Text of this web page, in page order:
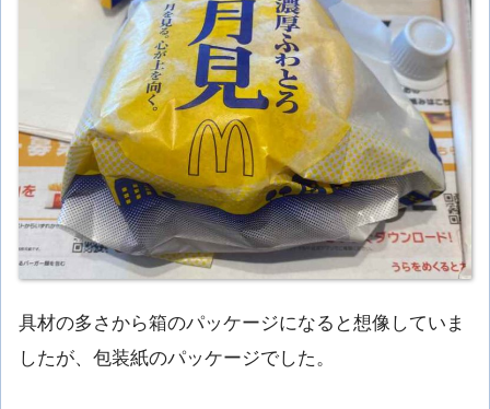
具材の多さから箱のパッケージになると想像していま
したが、包装紙のパッケージでした。